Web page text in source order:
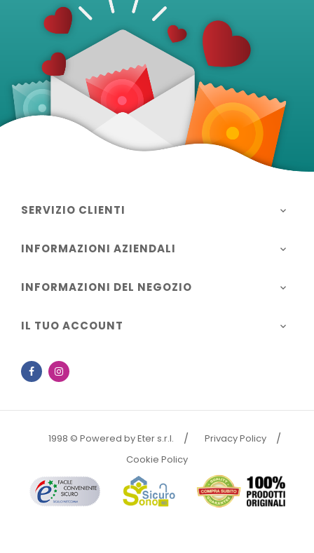
SERVIZIO CLIENTI 
INFORMAZIONI AZIENDALI 
INFORMAZIONI DEL NEGOZIO 
IL TUO ACCOUNT 
Facebook
1998 © Powered by Eter s.r.l.
Privacy Policy
Cookie Policy